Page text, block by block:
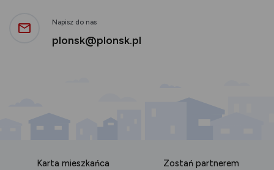
Napisz do nas
plonsk@plonsk.pl
Karta mieszkańca Zostań partnerem